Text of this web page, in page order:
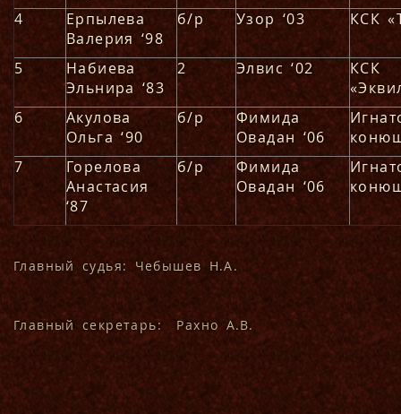
4
Ерпылева
Валерия ‘98
б/р Узор ‘03 КСК
5
Набиева
Эльнира ‘83
2 Элвис ‘02
КСК
6
Акулова
Ольга ‘90
б/р
Фимида
Овадан ‘06
7
Горелова
Анастасия
‘87
б/р
Фимида
Овадан ‘06
Главный судья: Чебышев Н.А.
Главный секретарь: Рахно А.В.